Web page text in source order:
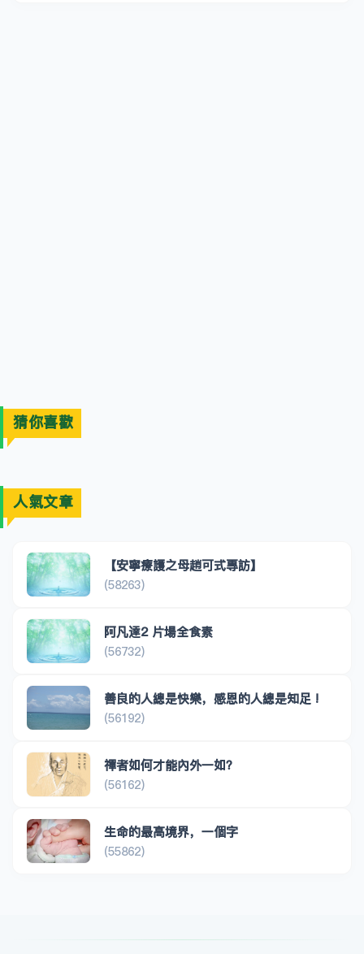
猜你喜歡
人氣文章
【安寧療護之母趙可式專訪】
(58263)
阿凡達2 片場全食素
(56732)
善良的人總是快樂，感恩的人總是知足 !
(56192)
禪者如何才能內外一如？
(56162)
生命的最高境界，一個字
(55862)